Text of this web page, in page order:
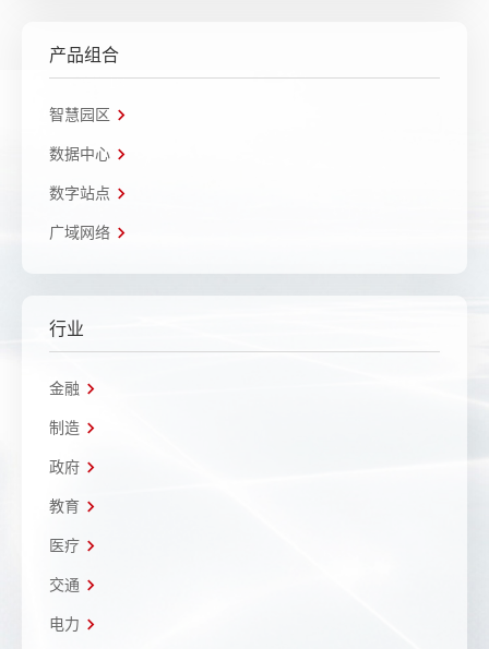
产品组合
智慧园区
数据中心
数字站点
广域网络
行业
金融
制造
政府
教育
医疗
交通
电力